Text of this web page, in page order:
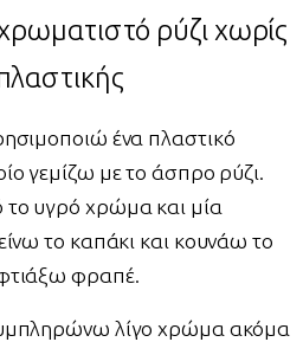
ρύζι χωρίς
ένα πλαστικό
γεμίζω με το άσπρο ρύζι.
υγρό χρώμα και μία
το καπάκι και κουνάω το
φραπέ.
λίγο χρώμα ακόμα